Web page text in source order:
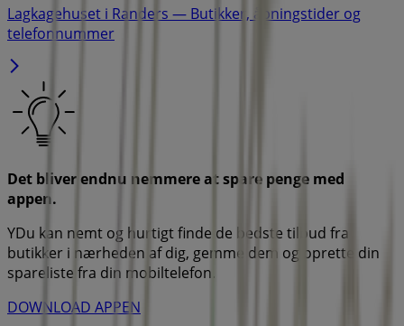
Lagkagehuset i Randers — Butikker, åbningstider og
telefonnummer
Det bliver endnu nemmere at spare penge med
appen.
YDu kan nemt og hurtigt finde de bedste tilbud fra
butikker i nærheden af dig, gemme dem og oprette din
spareliste fra din mobiltelefon.
DOWNLOAD APPEN